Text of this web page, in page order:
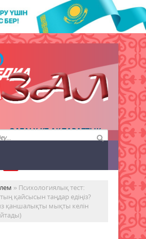
QAZALY.KZ АҚПАРАТТЫҚ
АГЕНТТІГІ
» Психологиялық тест:
қайсысын таңдар едіңіз?
қаншалықты мықты келін